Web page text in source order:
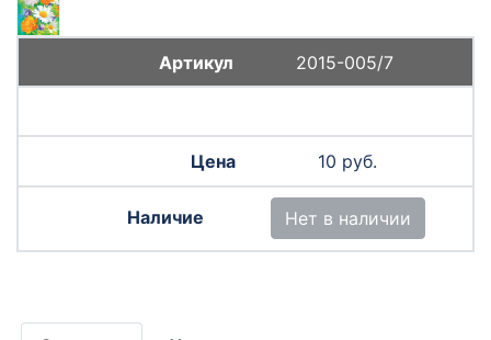
2015-005/7
10 руб.
Нет в наличии